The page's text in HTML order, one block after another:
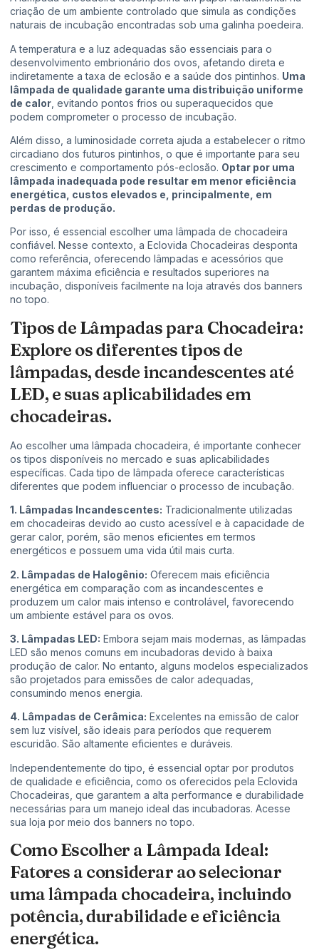
criação de um ambiente controlado que simula as condições
naturais de incubação encontradas sob uma galinha poedeira.
A temperatura e a luz adequadas são essenciais para o
desenvolvimento embrionário dos ovos, afetando direta e
indiretamente a taxa de eclosão e a saúde dos pintinhos. Uma
lâmpada de qualidade garante uma distribuição uniforme
de calor , evitando pontos frios ou superaquecidos que
podem comprometer o processo de incubação.
Além disso, a luminosidade correta ajuda a estabelecer o ritmo
circadiano dos futuros pintinhos, o que é importante para seu
crescimento e comportamento pós-eclosão. Optar por uma
lâmpada inadequada pode resultar em menor eficiência
energética, custos elevados e, principalmente, em
perdas de produção.
Por isso, é essencial escolher uma lâmpada de chocadeira
confiável. Nesse contexto, a Eclovida Chocadeiras desponta
como referência, oferecendo lâmpadas e acessórios que
garantem máxima eficiência e resultados superiores na
incubação, disponíveis facilmente na loja através dos banners
no topo.
Tipos de Lâmpadas para Chocadeira:
Explore os diferentes tipos de
lâmpadas, desde incandescentes até
LED, e suas aplicabilidades em
chocadeiras.
Ao escolher uma lâmpada chocadeira, é importante conhecer
os tipos disponíveis no mercado e suas aplicabilidades
específicas. Cada tipo de lâmpada oferece características
diferentes que podem influenciar o processo de incubação.
1. Lâmpadas Incandescentes: Tradicionalmente utilizadas
em chocadeiras devido ao custo acessível e à capacidade de
gerar calor, porém, são menos eficientes em termos
energéticos e possuem uma vida útil mais curta.
2. Lâmpadas de Halogênio: Oferecem mais eficiência
energética em comparação com as incandescentes e
produzem um calor mais intenso e controlável, favorecendo
um ambiente estável para os ovos.
3. Lâmpadas LED: Embora sejam mais modernas, as lâmpadas
LED são menos comuns em incubadoras devido à baixa
produção de calor. No entanto, alguns modelos especializados
são projetados para emissões de calor adequadas,
consumindo menos energia.
4. Lâmpadas de Cerâmica: Excelentes na emissão de calor
sem luz visível, são ideais para períodos que requerem
escuridão. São altamente eficientes e duráveis.
Independentemente do tipo, é essencial optar por produtos
de qualidade e eficiência, como os oferecidos pela Eclovida
Chocadeiras, que garantem a alta performance e durabilidade
necessárias para um manejo ideal das incubadoras. Acesse
sua loja por meio dos banners no topo.
Como Escolher a Lâmpada Ideal:
Fatores a considerar ao selecionar
uma lâmpada chocadeira, incluindo
potência, durabilidade e eficiência
energética.